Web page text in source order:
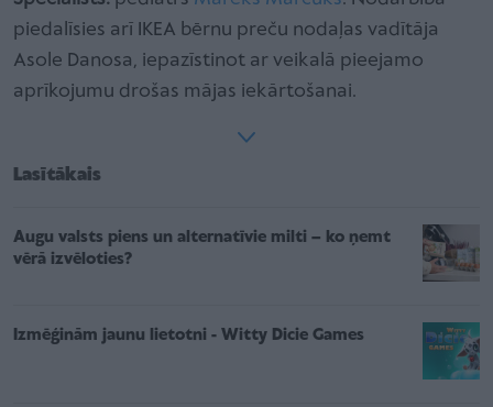
piedalīsies arī IKEA bērnu preču nodaļas vadītāja
Asole Danosa, iepazīstinot ar veikalā pieejamo
aprīkojumu drošas mājas iekārtošanai.
Lasītākais
Augu valsts piens un alternatīvie milti – ko ņemt
vērā izvēloties?
Izmēģinām jaunu lietotni - Witty Dicie Games